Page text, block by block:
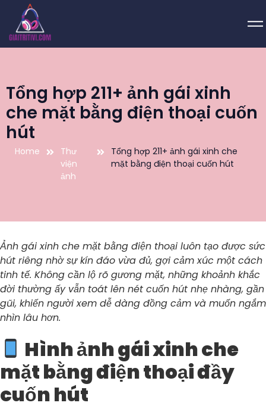
Tổng hợp 211+ ảnh gái xinh
che mặt bằng điện thoại cuốn
hút
Home
Thư
viện
ảnh
Tổng hợp 211+ ảnh gái xinh che
mặt bằng điện thoại cuốn hút
Ảnh gái xinh che mặt bằng điện thoại luôn tạo được sức
hút riêng nhờ sự kín đáo vừa đủ, gợi cảm xúc một cách
tinh tế. Không cần lộ rõ gương mặt, những khoảnh khắc
đời thường ấy vẫn toát lên nét cuốn hút nhẹ nhàng, gần
gũi, khiến người xem dễ dàng đồng cảm và muốn ngắm
nhìn lâu hơn.
Hình ảnh gái xinh che
mặt bằng điện thoại đầy
cuốn hút